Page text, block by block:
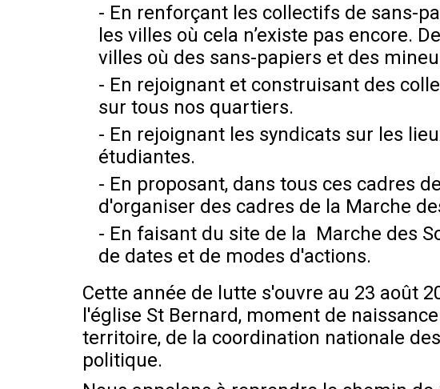
- En renforçant les collectifs de sans-
les villes où cela n’existe pas encore.
villes où des sans-papiers et des
- En rejoignant et construisant des
sur tous nos quartiers.
- En rejoignant les syndicats sur les
étudiantes.
- En proposant, dans tous ces cadres
d'organiser des cadres de la Marche
- En faisant du site de la Marche des
de dates et de modes d'actions.
Cette année de lutte s'ouvre au 23 août
l'église St Bernard, moment de
territoire, de la coordination nationale
politique.